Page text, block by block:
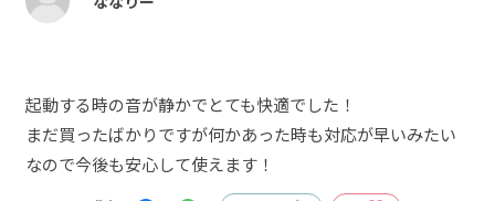
起動する時の音が静かでとても快適でした！
まだ買ったばかりですが何かあった時も対応が早いみたい
なので今後も安心して使えます！